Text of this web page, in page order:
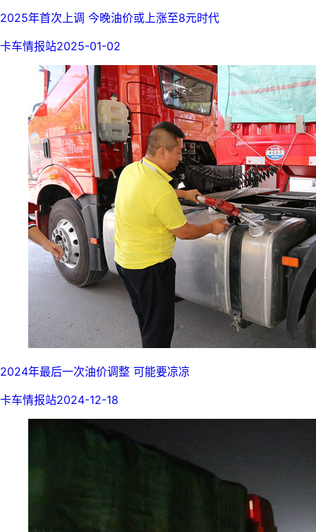
2025年首次上调 今晚油价或上涨至8元时代
卡车情报站2025-01-02
2024年最后一次油价调整 可能要凉凉
卡车情报站2024-12-18